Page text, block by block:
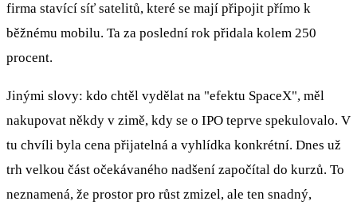
firma stavící síť satelitů, které se mají připojit přímo k
běžnému mobilu. Ta za poslední rok přidala kolem 250
procent.
Jinými slovy: kdo chtěl vydělat na "efektu SpaceX", měl
nakupovat někdy v zimě, kdy se o IPO teprve spekulovalo. V
tu chvíli byla cena přijatelná a vyhlídka konkrétní. Dnes už
trh velkou část očekávaného nadšení započítal do kurzů. To
neznamená, že prostor pro růst zmizel, ale ten snadný,